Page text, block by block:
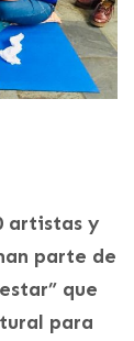
artistas y
parte de
que
para